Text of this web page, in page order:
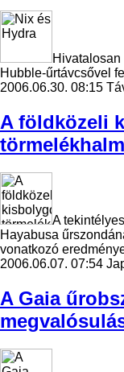
Hivatalosan
Hubble-űrtávcsővel
2006.06.30. 08:15
A földközeli
A
Hayabusa
vonatkozó
2006.06.07. 07:54
A Gaia